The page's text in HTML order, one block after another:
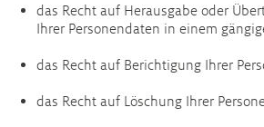
das Recht auf Herausgabe oder
Ihrer Personendaten in einem
das Recht auf Berichtigung Ihrer
das Recht auf Löschung Ihrer